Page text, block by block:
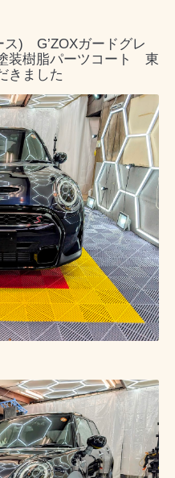
ス) G’ZOXガードグレ
装樹脂パーツコート 東
きました